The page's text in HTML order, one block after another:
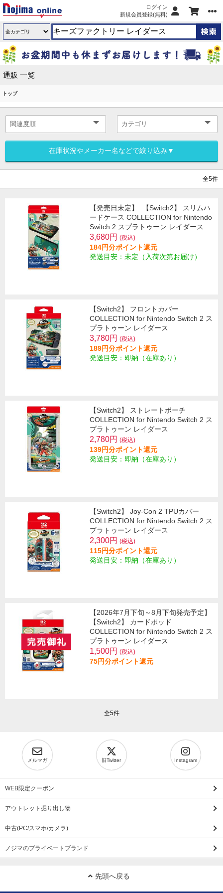
ログイン
新規会員登録(無料)
通販 一覧
トップ
在庫状況やメーカー名などで絞り込み▼
全5件
【発売日未定】
【Switch2】 スリムハ
ードケース COLLECTION for Nintendo
Switch 2 スプラトゥーン レイダース
3,680円 (税込)
184円分ポイント還元
発送目安：未定（入荷次第お届け）
【Switch2】 フロントカバー
COLLECTION for Nintendo Switch 2 ス
プラトゥーン レイダース
3,780円 (税込)
189円分ポイント還元
発送目安：即納（在庫あり）
【Switch2】 ストレートポーチ
COLLECTION for Nintendo Switch 2 ス
プラトゥーン レイダース
2,780円 (税込)
139円分ポイント還元
発送目安：即納（在庫あり）
【Switch2】 Joy-Con 2 TPUカバー
COLLECTION for Nintendo Switch 2 ス
プラトゥーン レイダース
2,300円 (税込)
115円分ポイント還元
発送目安：即納（在庫あり）
【2026年7月下旬～8月下旬発売予定】
【Switch2】 カードポッド
COLLECTION for Nintendo Switch 2 ス
プラトゥーン レイダース
1,500円 (税込)
75円分ポイント還元
全5件
メルマガ 旧Twitter Instagram
WEB限定クーポン
アウトレット掘り出し物
中古(PC/スマホ/カメラ)
ノジマのプライベートブランド
先頭へ戻る